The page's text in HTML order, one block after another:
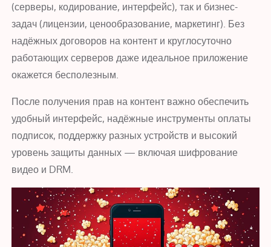
(серверы, кодирование, интерфейс), так и бизнес-
задач (лицензии, ценообразование, маркетинг). Без
надёжных договоров на контент и круглосуточно
работающих серверов даже идеальное приложение
окажется бесполезным.
После получения прав на контент важно обеспечить
удобный интерфейс, надёжные инструменты оплаты
подписок, поддержку разных устройств и высокий
уровень защиты данных — включая шифрование
видео и DRM.